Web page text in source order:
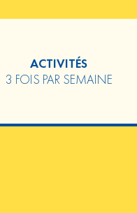
ACTIVITÉS
3 FOIS PAR SEMAINE